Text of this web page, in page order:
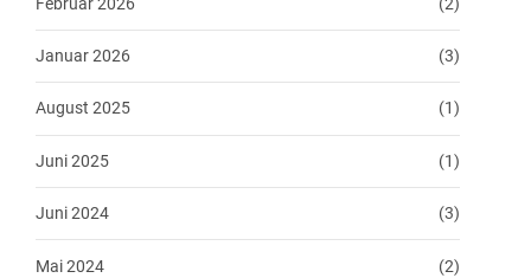
Januar 2026 (3)
August 2025 (1)
Juni 2025 (1)
Juni 2024 (3)
Mai 2024 (2)